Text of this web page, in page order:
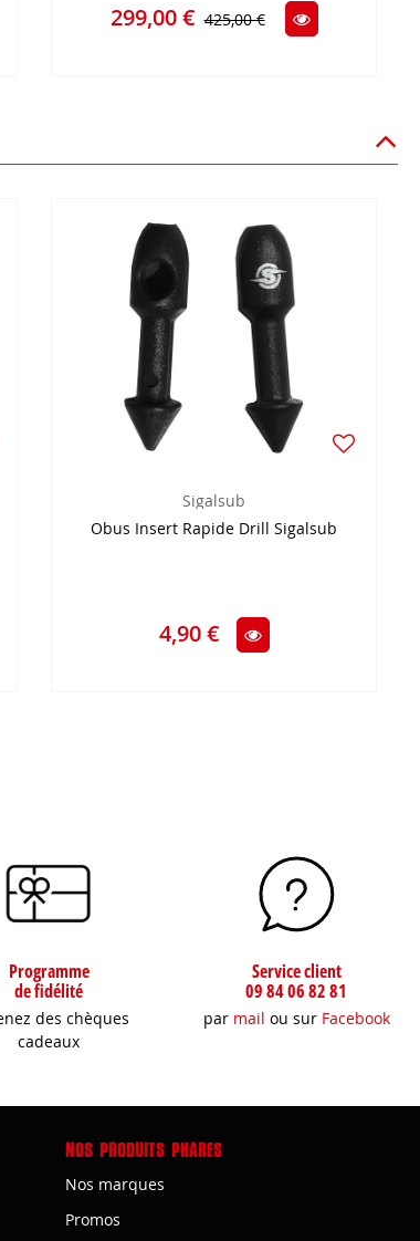
299,00 € 425,00 €
Sigalsub
Obus Insert Rapide Drill Sigalsub
4,90 €
Programme
de fidélité
des chèques
cadeaux
Service client
09 84 06 82 81
par mail ou sur Facebook
NOS PRODUITS PHARES
Nos marques
Promos